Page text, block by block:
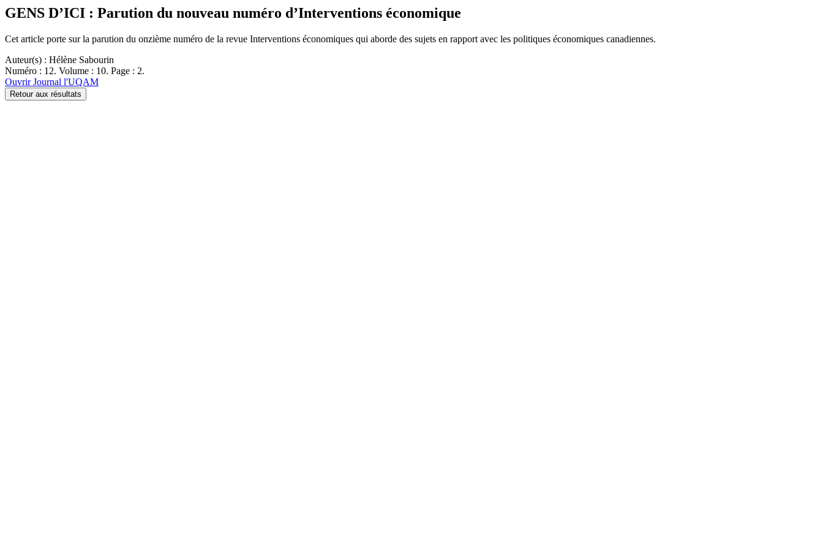
GENS D’ICI : Parution du nouveau numéro d’Interventions économique
Cet article porte sur la parution du onzième numéro de la revue Interventions économiques qui aborde des sujets en rapport avec les politiques économiques canadiennes.
Auteur(s) : Hélène Sabourin
Numéro : 12. Volume : 10. Page : 2.
Ouvrir Journal l'UQAM
Retour aux résultats